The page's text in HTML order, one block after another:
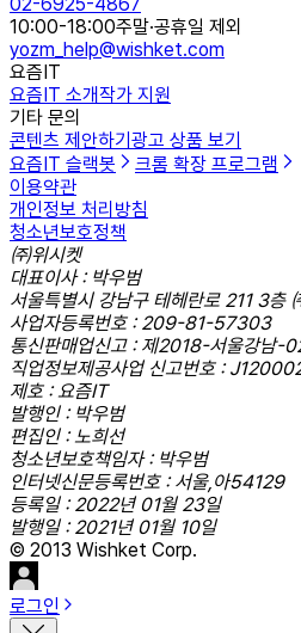
10:00-18:00주말·공휴일 제외
yozm_help@wishket.com
요즘IT
요즘IT 소개작가 지원
기타 문의
콘텐츠 제안하기광고 상품 보기
요즘IT 슬랙봇
크롬 확장 프로그램
이용약관
개인정보 처리방침
청소년보호정책
㈜위시켓
대표이사 : 박우범
서울특별시 강남구 테헤란로 211 3층
사업자등록번호 : 209-81-57303
통신판매업신고 : 제2018-서울강남-
직업정보제공사업 신고번호 :
제호 : 요즘IT
발행인 : 박우범
편집인 : 노희선
청소년보호책임자 : 박우범
인터넷신문등록번호 : 서울,아54129
등록일 : 2022년 01월 23일
발행일 : 2021년 01월 10일
© 2013 Wishket Corp.
로그인